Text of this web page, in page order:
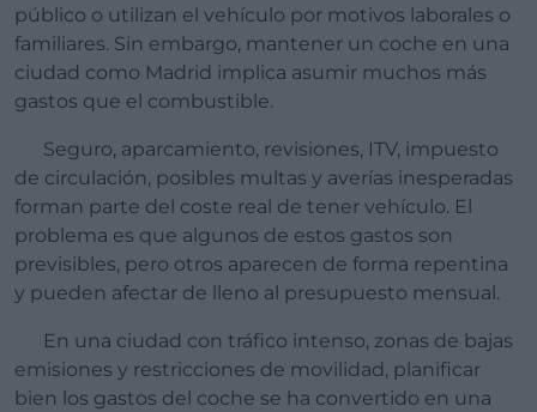
público o utilizan el vehículo por motivos laborales o
familiares. Sin embargo, mantener un coche en una
ciudad como Madrid implica asumir muchos más
gastos que el combustible.
Seguro, aparcamiento, revisiones, ITV, impuesto
de circulación, posibles multas y averías inesperadas
forman parte del coste real de tener vehículo. El
problema es que algunos de estos gastos son
previsibles, pero otros aparecen de forma repentina
y pueden afectar de lleno al presupuesto mensual.
En una ciudad con tráfico intenso, zonas de bajas
emisiones y restricciones de movilidad, planificar
bien los gastos del coche se ha convertido en una